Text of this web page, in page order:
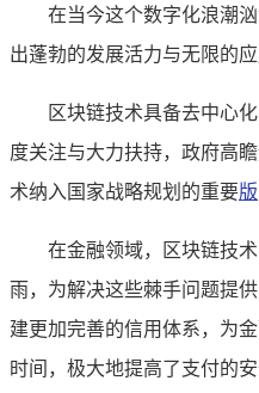
在当今这个数字化浪潮
出蓬勃的发展活力与无限的
区块链技术具备去中心
度关注与大力扶持，政府高
术纳入国家战略规划的重要版
在金融领域，区块链技
雨，为解决这些棘手问题提
建更加完善的信用体系，为
时间，极大地提高了支付的